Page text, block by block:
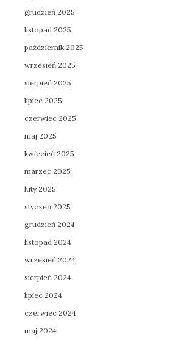
grudzień 2025
listopad 2025
październik 2025
wrzesień 2025
sierpień 2025
lipiec 2025
czerwiec 2025
maj 2025
kwiecień 2025
marzec 2025
luty 2025
styczeń 2025
grudzień 2024
listopad 2024
wrzesień 2024
sierpień 2024
lipiec 2024
czerwiec 2024
maj 2024